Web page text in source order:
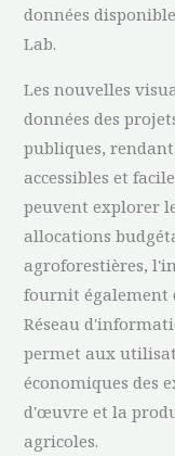
données
Lab.
Les nouvelles
données des
publiques,
accessibles et
peuvent explorer
allocations
agroforestières,
fournit également
Réseau
permet aux
économiques des
d'œuvre et la
agricoles.